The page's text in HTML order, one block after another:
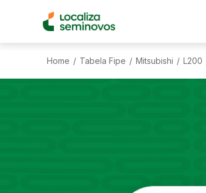
Home / Tabela Fipe / Mitsubishi / L200